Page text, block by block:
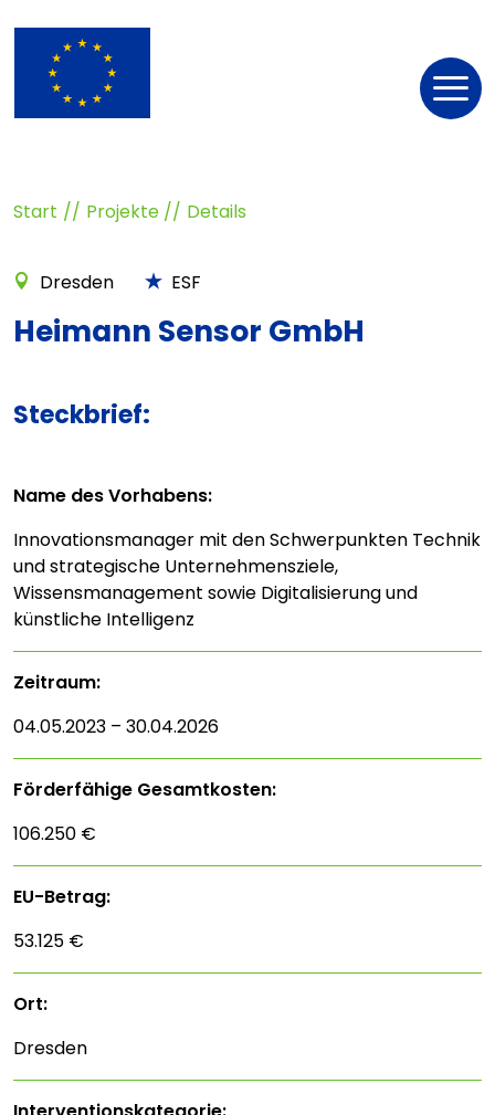
Start Projekte Details
Dresden ESF
Heimann Sensor GmbH
Steckbrief:
Name des Vorhabens:
Innovationsmanager mit den Schwerpunkten Technik
und strategische Unternehmensziele,
Wissensmanagement sowie Digitalisierung und
künstliche Intelligenz
Zeitraum:
04.05.2023 – 30.04.2026
Förderfähige Gesamtkosten:
106.250 €
EU-Betrag:
53.125 €
Ort:
Dresden